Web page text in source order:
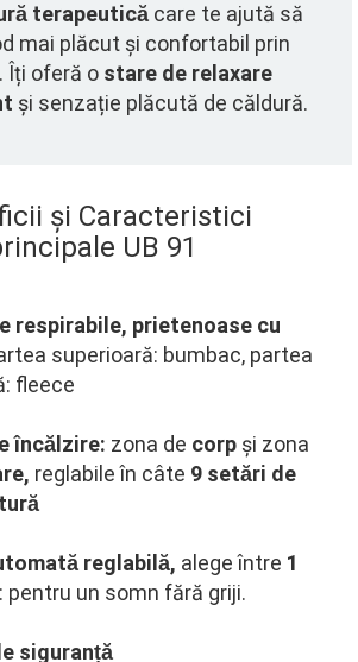
terapeutică care te ajută să
mai plăcut și confortabil prin
Îți oferă o stare de relaxare
și senzație plăcută de căldură.
și Caracteristici
UB 91
respirabile, prietenoase cu
superioară: bumbac, partea
fleece
încălzire: zona de corp și zona
reglabile în câte 9 setări de
reglabilă, alege între 1
: pentru un somn fără griji.
siguranță